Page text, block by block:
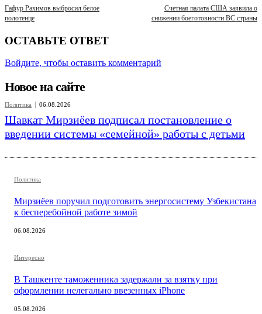
Гафур Рахимов выбросил белое
полотенце
Счетная палата США заявила о
снижении боеготовности ВС страны
ОСТАВЬТЕ ОТВЕТ
Войдите, чтобы оставить комментарий
Новое на сайте
Политика 06.08.2026
Шавкат Мирзиёев подписал постановление о
введении системы «семейной» работы с детьми
Политика
Мирзиёев поручил подготовить энергосистему Узбекистана
к бесперебойной работе зимой
06.08.2026
Интересно
В Ташкенте таможенника задержали за взятку при
оформлении нелегально ввезенных iPhone
05.08.2026